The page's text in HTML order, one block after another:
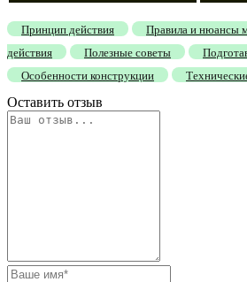
Принцип действия Правила и нюансы
действия
Полезные советы
Особенности конструкции
Оставить отзыв